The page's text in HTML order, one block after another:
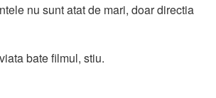
nu sunt atat de mari, doar directia
bate filmul, stiu.